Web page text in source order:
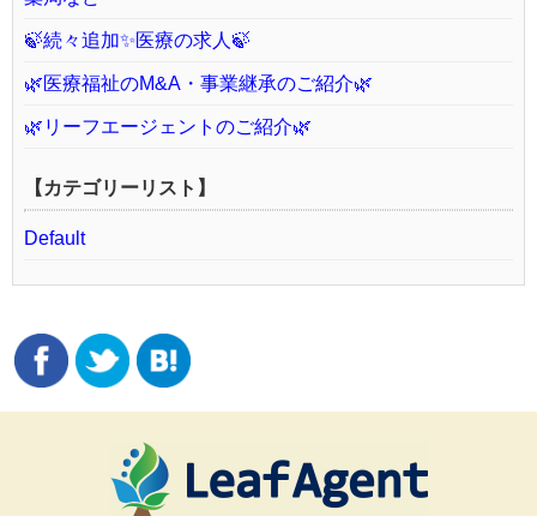
🍃続々追加✨医療の求人🍃
🌿医療福祉のM&A・事業継承のご紹介🌿
🌿リーフエージェントのご紹介🌿
【カテゴリーリスト】
Default